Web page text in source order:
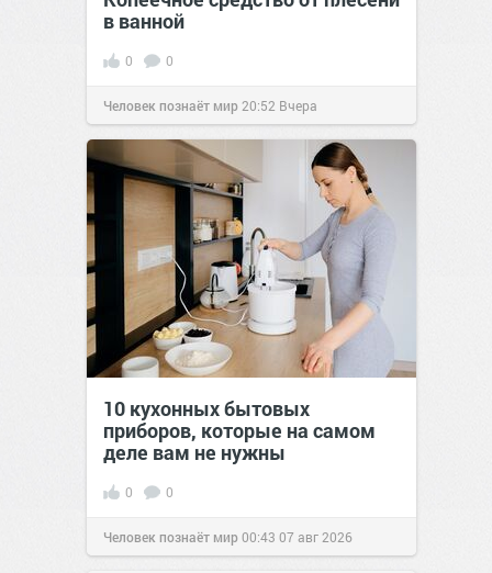
в ванной
0 0
Человек познаёт мир 20:52 Вчера
10 кухонных бытовых
приборов, которые на самом
деле вам не нужны
0 0
Человек познаёт мир00:43 07 авг 2026